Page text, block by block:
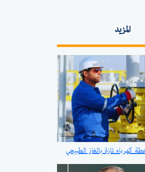
المزيد
كهرباء تازة بالغاز الطبيعي